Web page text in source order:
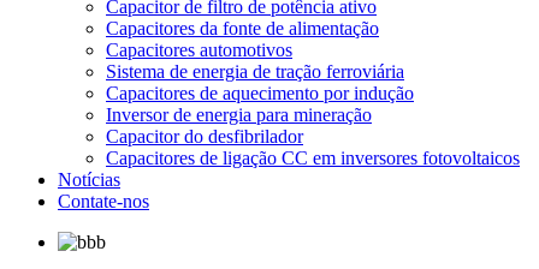
Capacitor de filtro de potência ativo
Capacitores da fonte de alimentação
Capacitores automotivos
Sistema de energia de tração ferroviária
Capacitores de aquecimento por indução
Inversor de energia para mineração
Capacitor do desfibrilador
Capacitores de ligação CC em inversores fotovoltaicos
Notícias
Contate-nos